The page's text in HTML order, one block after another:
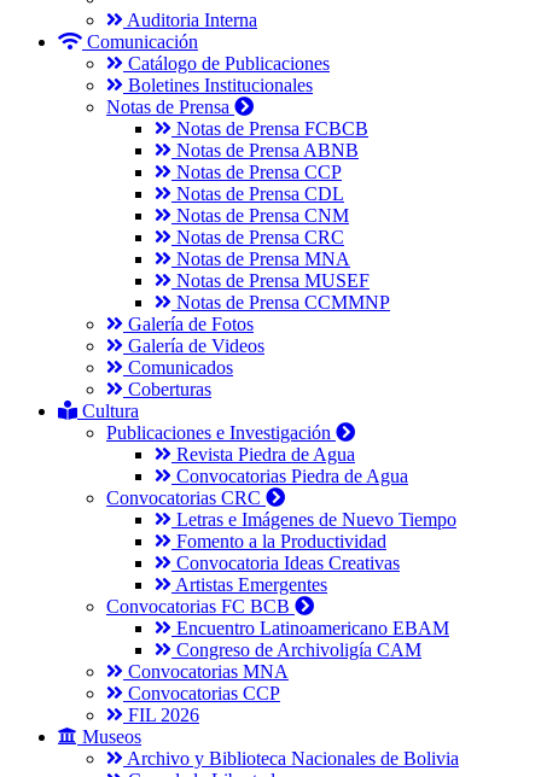
Auditoria Interna
Comunicación
Catálogo de Publicaciones
Boletines Institucionales
Notas de Prensa
Notas de Prensa FCBCB
Notas de Prensa ABNB
Notas de Prensa CCP
Notas de Prensa CDL
Notas de Prensa CNM
Notas de Prensa CRC
Notas de Prensa MNA
Notas de Prensa MUSEF
Notas de Prensa CCMMNP
Galería de Fotos
Galería de Videos
Comunicados
Coberturas
Cultura
Publicaciones e Investigación
Revista Piedra de Agua
Convocatorias Piedra de Agua
Convocatorias CRC
Letras e Imágenes de Nuevo Tiempo
Fomento a la Productividad
Convocatoria Ideas Creativas
Artistas Emergentes
Convocatorias FC BCB
Encuentro Latinoamericano EBAM
Congreso de Archivoligía CAM
Convocatorias MNA
Convocatorias CCP
FIL 2026
Museos
Archivo y Biblioteca Nacionales de Bolivia